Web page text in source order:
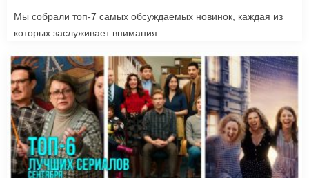
Мы собрали топ-7 самых обсуждаемых новинок, каждая из
которых заслуживает внимания